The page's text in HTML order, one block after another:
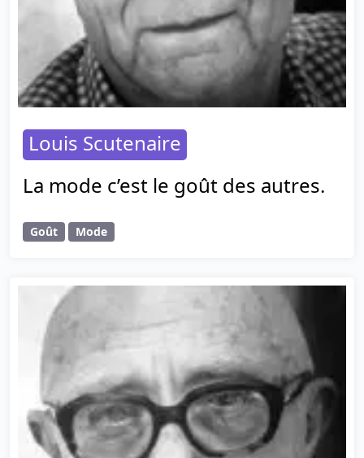
Louis Scutenaire
La mode c’est le goût des autres.
Goût Mode